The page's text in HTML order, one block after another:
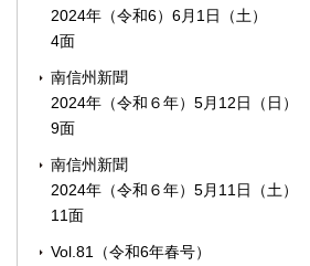
2024年（令和6）6月1日（土）
4面
南信州新聞
2024年（令和６年）5月12日（日）
9面
南信州新聞
2024年（令和６年）5月11日（土）
11面
Vol.81（令和6年春号）